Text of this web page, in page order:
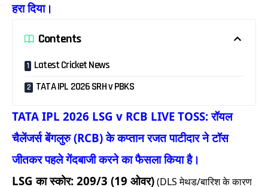
हरा दिया।
Contents
Latest Cricket News
TATA IPL 2026 SRH v PBKS
TATA IPL 2026 LSG v RCB LIVE TOSS: रॉयल
चैलेंजर्स बेंगलुरु (RCB) के कप्तान रजत पाटीदार ने टॉस
जीतकर पहले गेंदबाजी करने का फैसला किया है।
LSG का स्कोर: 209/3 (19 ओवर)(DLS मेथड/बारिश के कारण